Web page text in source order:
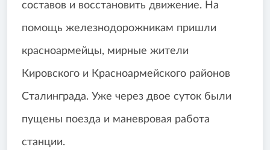
составов и восстановить движение. На
помощь железнодорожникам пришли
красноармейцы, мирные жители
Кировского и Красноармейского районов
Сталинграда. Уже через двое суток были
пущены поезда и маневровая работа
станции.